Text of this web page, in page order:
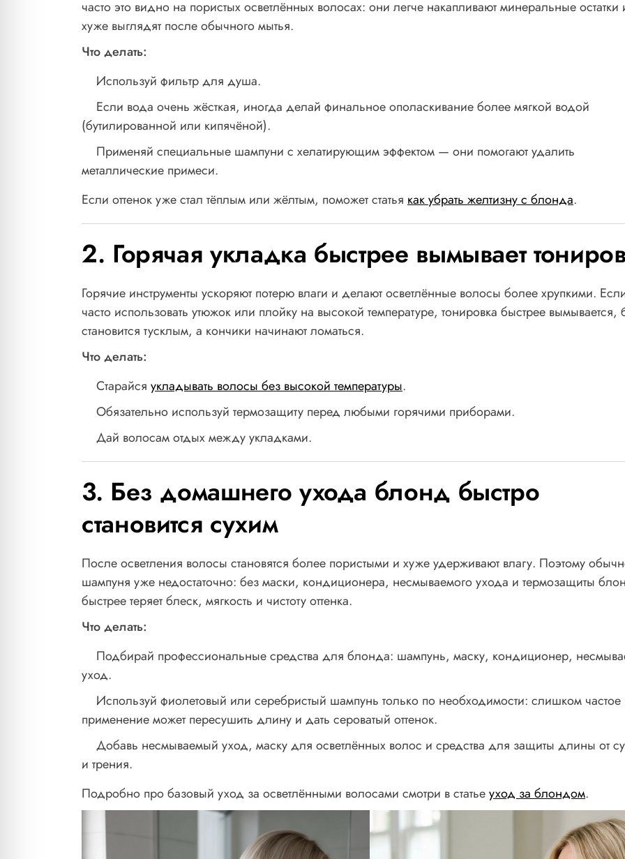
часто это видно на пористых осветлённых волосах: они легче накапливают минеральные остатки
хуже выглядят после обычного мытья.
Что делать:
Используй фильтр для душа.
Если вода очень жёсткая, иногда делай финальное ополаскивание более мягкой водой
(бутилированной или кипячёной).
Применяй специальные шампуни с хелатирующим эффектом — они помогают удалить
металлические примеси.
Если оттенок уже стал тёплым или жёлтым, поможет статья как убрать желтизну с блонда.
2. Горячая укладка быстрее вымывает
Горячие инструменты ускоряют потерю влаги и делают осветлённые волосы более хрупкими.
часто использовать утюжок или плойку на высокой температуре, тонировка быстрее вымывается,
становится тусклым, а кончики начинают ломаться.
Что делать:
Старайся укладывать волосы без высокой температуры.
Обязательно используй термозащиту перед любыми горячими приборами.
Дай волосам отдых между укладками.
3. Без домашнего ухода блонд быстро
становится сухим
После осветления волосы становятся более пористыми и хуже удерживают влагу. Поэтому
шампуня уже недостаточно: без маски, кондиционера, несмываемого ухода и термозащиты
быстрее теряет блеск, мягкость и чистоту оттенка.
Что делать:
Подбирай профессиональные средства для блонда: шампунь, маску, кондиционер,
уход.
Используй фиолетовый или серебристый шампунь только по необходимости: слишком частое
применение может пересушить длину и дать сероватый оттенок.
Добавь несмываемый уход, маску для осветлённых волос и средства для защиты длины от
и трения.
Подробно про базовый уход за осветлёнными волосами смотри в статьеуход за блондом.